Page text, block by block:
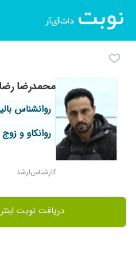
محمدرضا
روانشناس
روانکاو و زوج
کارشناس‌ارشد
دریافت نوبت